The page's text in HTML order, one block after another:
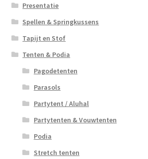
Presentatie
Spellen & Springkussens
Tapijt en Stof
Tenten & Podia
Pagodetenten
Parasols
Partytent / Aluhal
Partytenten & Vouwtenten
Podia
Stretch tenten